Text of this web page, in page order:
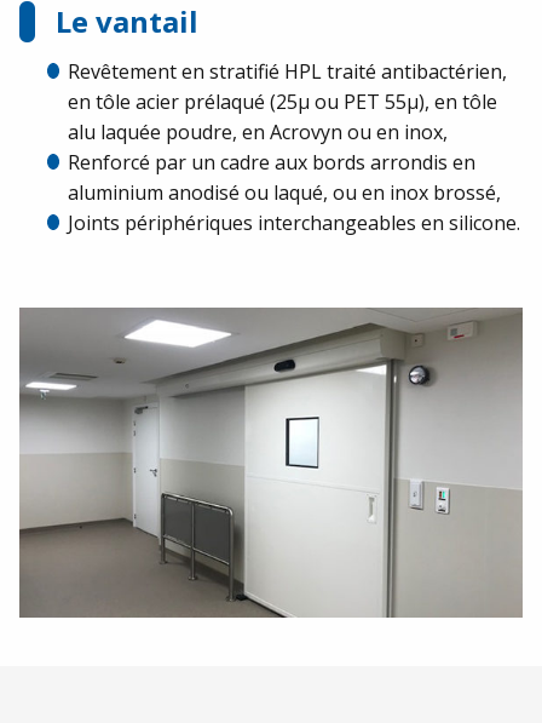
Le vantail
Revêtement en stratifié HPL traité antibactérien,
en tôle acier prélaqué (25µ ou PET 55µ), en tôle
alu laquée poudre, en Acrovyn ou en inox,
Renforcé par un cadre aux bords arrondis en
aluminium anodisé ou laqué, ou en inox brossé,
Joints périphériques interchangeables en silicone.